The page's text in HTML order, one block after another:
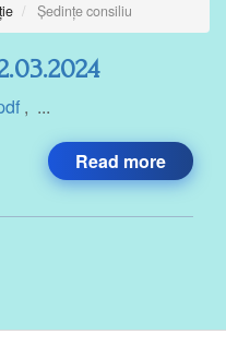
Ședințe consiliu
, ...
Read more